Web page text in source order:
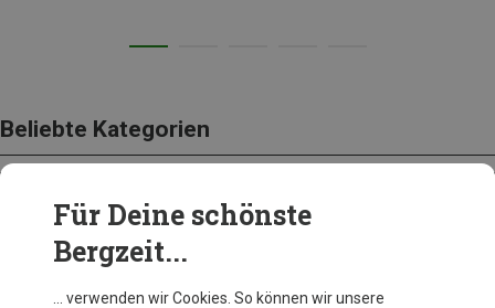
Beliebte Kategorien
BEKLEIDUNG
Für Deine schönste
Bergzeit...
… verwenden wir Cookies. So können wir unsere